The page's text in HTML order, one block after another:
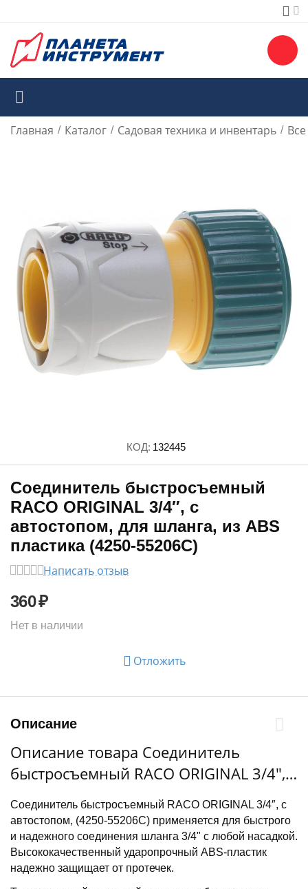
Главная / Каталог / Садовая техника и инвентарь /
КОД: 132445
Соединитель быстросъемный
RACO ORIGINAL 3/4″, с
автостопом, для шланга, из ABS
пластика (4250-55206C)
Написать отзыв
360₽
Нет в наличии
Отложить
Описание
Описание товара Соединитель
быстросъемный RACO ORIGINAL 3/4″, с
автостопом, для шланга, из ABS
пластика (4250-55206C)
Соединитель быстросъемный RACO ORIGINAL 3/4″, с
автостопом, (4250-55206C) применяется для быстрого
и надежного соединения шланга 3/4" с любой насадкой.
Высококачественный ударопрочный ABS-пластик
надежно защищает от протечек.